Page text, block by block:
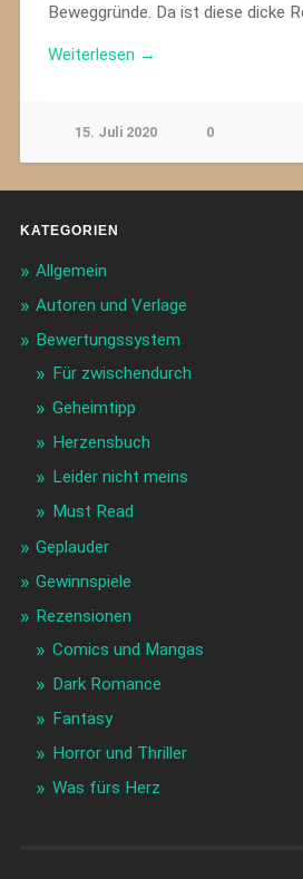
Beweggründe. Da ist diese dicke
Weiterlesen →
15. Juli 2020 0
KATEGORIEN
Allgemein
Autoren und Verlage
Bewertungssystem
Für zwischendurch
Geheimtipp
Herzensbuch
Leider nicht meins
Must Read
Geplauder
Gewinnspiele
Rezensionen
Comics und Mangas
Dark Romance
Fantasy
Horror und Thriller
Was fürs Herz